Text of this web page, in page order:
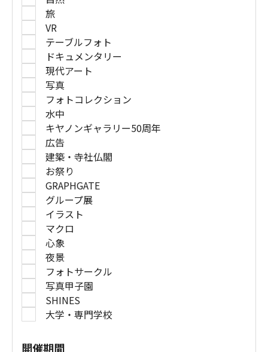
旅
VR
テーブルフォト
ドキュメンタリー
現代アート
写真
フォトコレクション
水中
キヤノンギャラリー50周年
広告
建築・寺社仏閣
お祭り
GRAPHGATE
グループ展
イラスト
マクロ
心象
夜景
フォトサークル
写真甲子園
SHINES
大学・専門学校
開催期間